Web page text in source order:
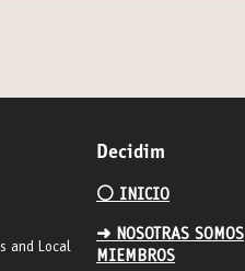
and Local
Decidim
⚪️ INICIO
➜ NOSOTRAS SOMOS
MIEMBROS